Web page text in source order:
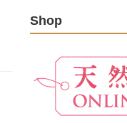
Shop